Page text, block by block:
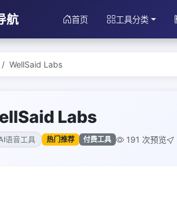
航 首页 工具分类
WellSaid Labs
Labs
语音工具 热门推荐 付费工具 191 次预览